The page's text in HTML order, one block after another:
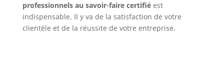
professionnels au savoir-faire certifiéest
indispensable. Il y va de la satisfaction de votre
clientèle et de la réussite de votre entreprise.